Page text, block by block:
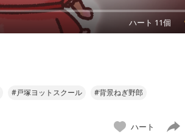
ハート 11個
#戸塚ヨットスクール #背景ねぎ野郎
ハート